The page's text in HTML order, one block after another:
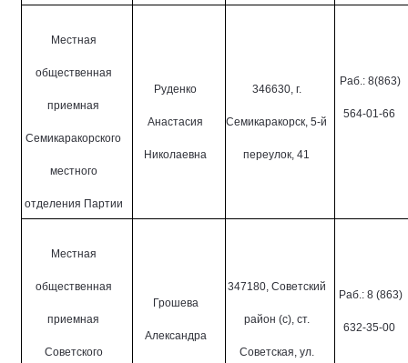
Местная
общественная
приемная
Семикаракорского
местного
отделения Партии
Руденко
Анастасия
Николаевна
346630, г.
Семикаракорск, 5-й
переулок, 41
Раб.: 8(863)
564-01-66
Местная
общественная
приемная
Советского
Грошева
Александра
347180, Советский
район (с), ст.
Советская, ул.
Раб.: 8 (863)
632-35-00